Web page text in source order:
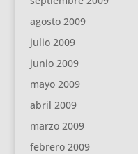
agosto 2009
julio 2009
junio 2009
mayo 2009
abril 2009
marzo 2009
febrero 2009